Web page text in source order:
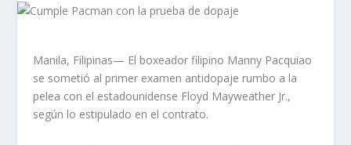
Manila, Filipinas— El boxeador filipino Manny Pacquiao
se sometió al primer examen antidopaje rumbo a la
pelea con el estadounidense Floyd Mayweather Jr.,
según lo estipulado en el contrato.